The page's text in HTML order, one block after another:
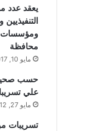
يعقد عدد
ومؤسسات
محافظة
مايو 10, 2017
حسب
علي
مايو 27, 2012
تسريبات